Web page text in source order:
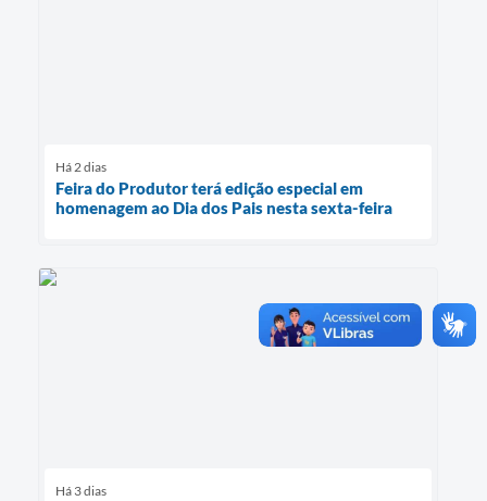
Há 2 dias
Feira do Produtor terá edição especial em
homenagem ao Dia dos Pais nesta sexta-feira
Há 3 dias